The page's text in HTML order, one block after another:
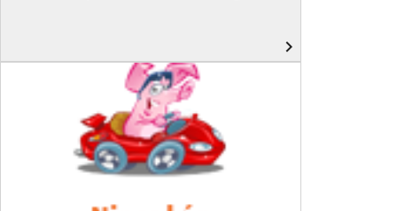
navigate_next